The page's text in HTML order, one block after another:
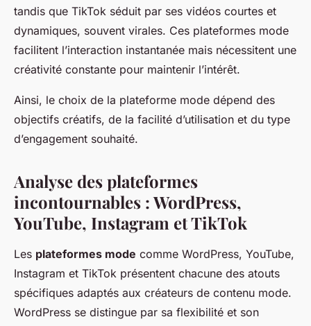
tandis que TikTok séduit par ses vidéos courtes et
dynamiques, souvent virales. Ces plateformes mode
facilitent l’interaction instantanée mais nécessitent une
créativité constante pour maintenir l’intérêt.
Ainsi, le choix de la plateforme mode dépend des
objectifs créatifs, de la facilité d’utilisation et du type
d’engagement souhaité.
Analyse des plateformes
incontournables : WordPress,
YouTube, Instagram et TikTok
Les plateformes mode comme WordPress, YouTube,
Instagram et TikTok présentent chacune des atouts
spécifiques adaptés aux créateurs de contenu mode.
WordPress se distingue par sa flexibilité et son